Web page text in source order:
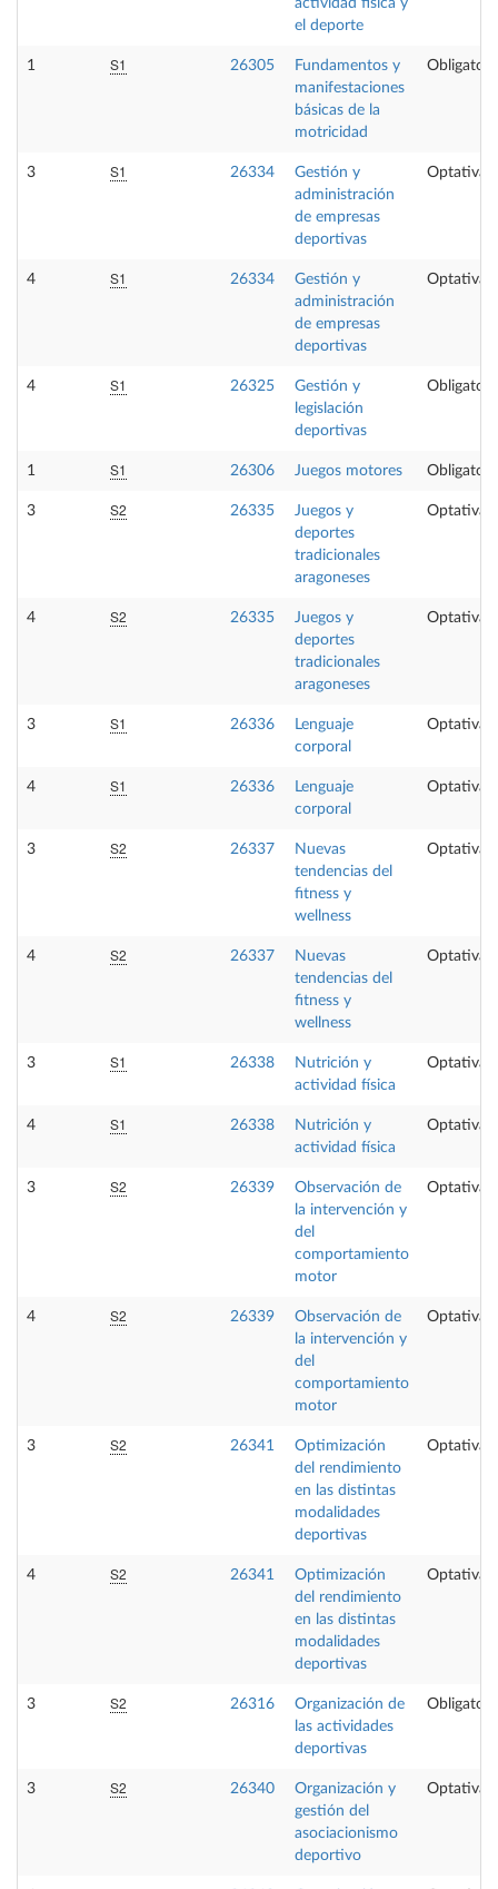
actividad física y
el deporte
1 S1 26305
Fundamentos y
manifestaciones
básicas de la
motricidad
3 S1 26334
Gestión y
administración
de empresas
deportivas
Optativa
4 S1 26334
Gestión y
administración
de empresas
deportivas
Optativa
4 S1 26325
Gestión y
legislación
deportivas
1 S1 26306 Juegos motores
3 S2 26335
Juegos y
deportes
tradicionales
aragoneses
Optativa
4 S2 26335
Juegos y
deportes
tradicionales
aragoneses
Optativa
3 S1 26336
Lenguaje
corporal
Optativa
4 S1 26336
Lenguaje
corporal
Optativa
3 S2 26337
Nuevas
tendencias del
fitness y
wellness
Optativa
4 S2 26337
Nuevas
tendencias del
fitness y
wellness
Optativa
3 S1 26338
Nutrición y
actividad física
Optativa
4 S1 26338
Nutrición y
actividad física
Optativa
3 S2 26339
Observación de
la intervención y
del
comportamiento
motor
Optativa
4 S2 26339
Observación de
la intervención y
del
comportamiento
motor
Optativa
3 S2 26341
Optimización
del rendimiento
en las distintas
modalidades
deportivas
Optativa
4 S2 26341
Optimización
del rendimiento
en las distintas
modalidades
deportivas
Optativa
3 S2 26316
Organización de
las actividades
deportivas
3 S2 26340
Organización y
gestión del
asociacionismo
deportivo
Optativa